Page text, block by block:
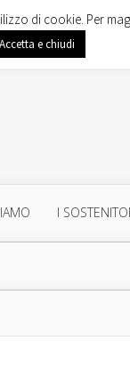
I
di cookie. Per
Accetta e chiudi